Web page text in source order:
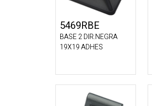
5469RBE
BASE 2 DIR.NEGRA
19X19 ADHES